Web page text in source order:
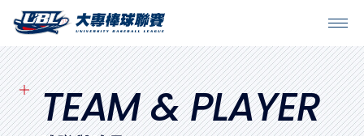
SITEMAP
首頁
球隊戰績
TEAM & PLAYER